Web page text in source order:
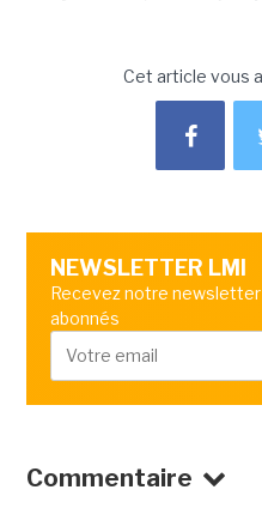
Cet article vous
NEWSLETTER LMI
Recevez notre
abonnés
Commentaire